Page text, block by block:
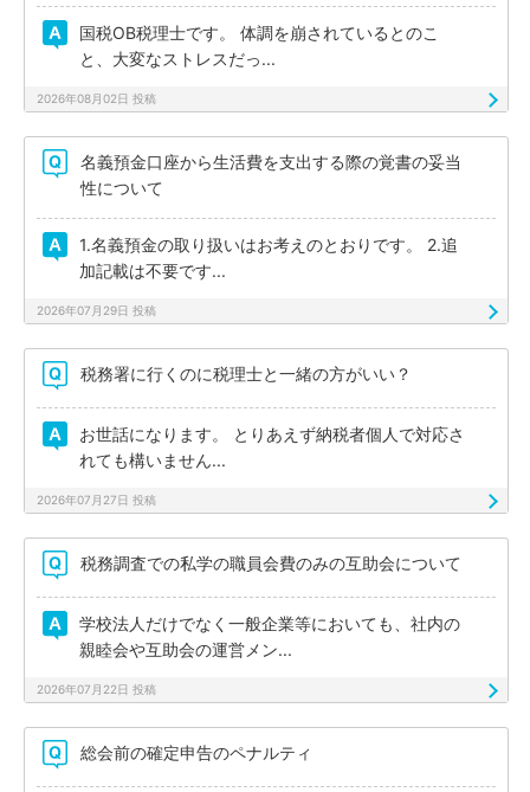
国税OB税理士です。 体調を崩されているとのこ
と、大変なストレスだっ...
2026年08月02日 投稿
名義預金口座から生活費を支出する際の覚書の妥当
性について
1.名義預金の取り扱いはお考えのとおりです。 2.追
加記載は不要です...
2026年07月29日 投稿
税務署に行くのに税理士と一緒の方がいい？
お世話になります。 とりあえず納税者個人で対応さ
れても構いません...
2026年07月27日 投稿
税務調査での私学の職員会費のみの互助会について
学校法人だけでなく一般企業等においても、社内の
親睦会や互助会の運営メン...
2026年07月22日 投稿
総会前の確定申告のペナルティ